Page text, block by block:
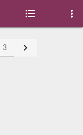
 
3 